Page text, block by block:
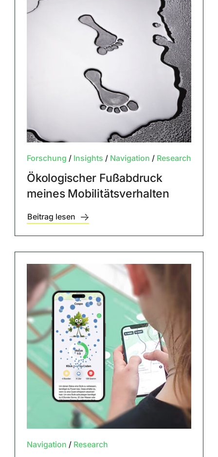
Forschung / Insights / Navigation / Research
Ökologischer Fußabdruck
meines Mobilitätsverhalten
Beitrag lesen
Navigation / Research